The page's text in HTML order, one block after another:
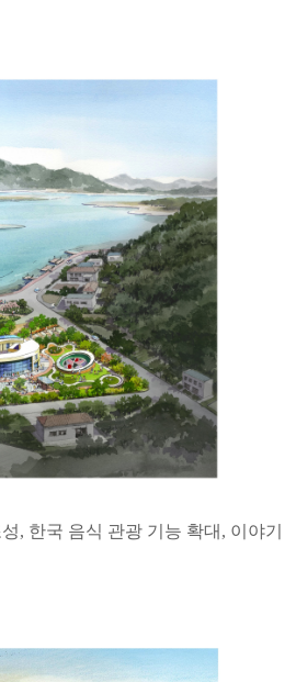
, 한국 음식 관광 기능 확대, 이야기